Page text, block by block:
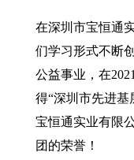
在深圳市宝恒通
们学习形式不断
公益事业，在
得“深圳市先进基
宝恒通实业有限
团的荣誉！